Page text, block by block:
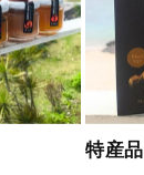
特産品